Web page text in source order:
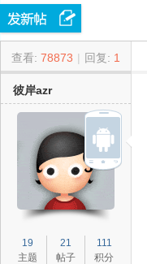
»
查看: 78873 | 回复: 1
彼岸azr
19
主题
21
帖子
111
积分